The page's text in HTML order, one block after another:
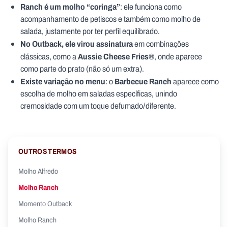
Ranch é um molho “coringa”: ele funciona como
acompanhamento de petiscos e também como molho de
salada, justamente por ter perfil equilibrado.
No Outback, ele virou assinaturaem combinações
clássicas, como aAussie Cheese Fries®, onde aparece
como parte do prato (não só um extra).
Existe variação no menu: oBarbecue Ranchaparece como
escolha de molho em saladas específicas, unindo
cremosidade com um toque defumado/diferente.
OUTROS TERMOS
Molho Alfredo
Molho Ranch
Momento Outback
Molho Ranch